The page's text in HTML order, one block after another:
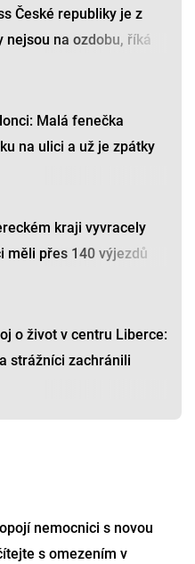
České republiky je z
nejsou na ozdobu, říká
Malá fenečka
na ulici a už je zpátky
kraji vyvracely
měli přes 140 výjezdů
o život v centru Liberce:
strážníci zachránili
nemocnici s novou
s omezením v